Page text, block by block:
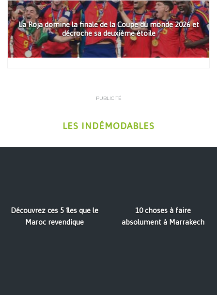
La Roja domine la finale de la Coupe du monde 2026 et
décroche sa deuxième étoile
PUBLICITÉ
LES INDÉMODABLES
Découvrez ces 5 îles que le
Maroc revendique
10 choses à faire
absolument à Marrakech